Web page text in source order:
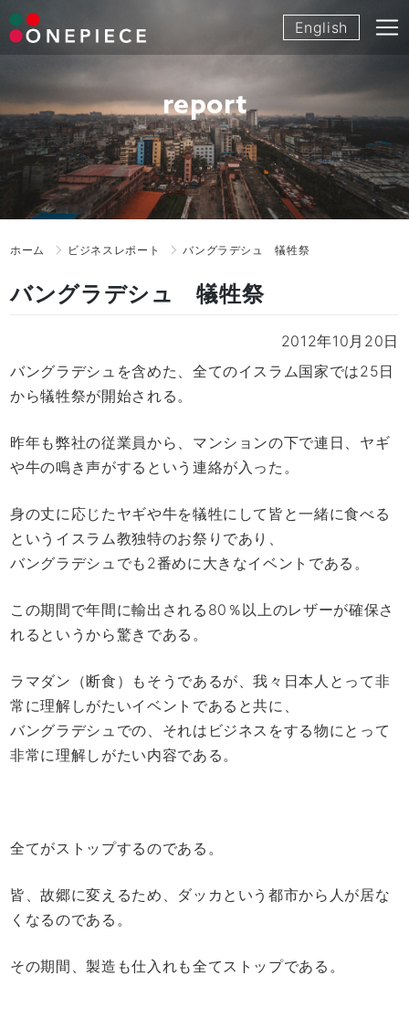
Skip
to
English
report
ホーム ビジネスレポート バングラデシュ 犠牲祭
バングラデシュ 犠牲祭
2012年10月20日
バングラデシュを含めた、全てのイスラム国家では25日
から犠牲祭が開始される。
昨年も弊社の従業員から、マンションの下で連日、ヤギ
や牛の鳴き声がするという連絡が入った。
身の丈に応じたヤギや牛を犠牲にして皆と一緒に食べる
というイスラム教独特のお祭りであり、
バングラデシュでも2番めに大きなイベントである。
この期間で年間に輸出される80％以上のレザーが確保さ
れるというから驚きである。
ラマダン（断食）もそうであるが、我々日本人とって非
常に理解しがたいイベントであると共に、
バングラデシュでの、それはビジネスをする物にとって
非常に理解しがたい内容である。
全てがストップするのである。
皆、故郷に変えるため、ダッカという都市から人が居な
くなるのである。
その期間、製造も仕入れも全てストップである。